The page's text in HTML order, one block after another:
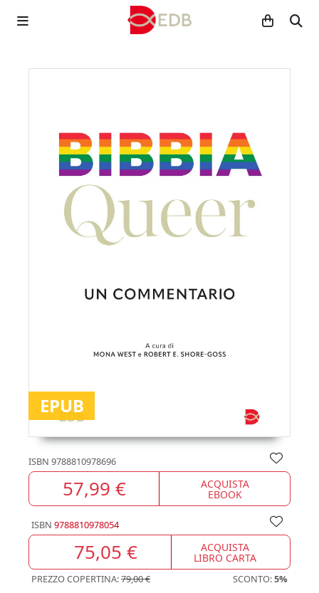
EPUB
ISBN 9788810978696
57,99 € ACQUISTA
EBOOK
ISBN 9788810978054
75,05 € ACQUISTA
LIBRO CARTA
PREZZO COPERTINA:79,00 € SCONTO:5%